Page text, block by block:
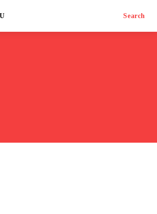
Search